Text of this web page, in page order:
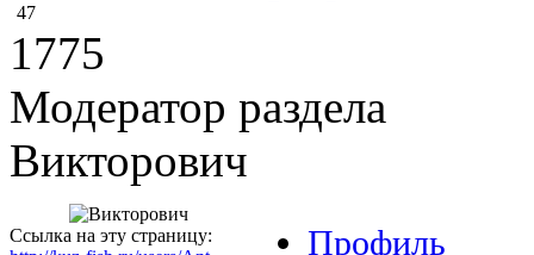
47
1775
Модератор раздела
Викторович
Ссылка на эту страницу:
Профиль